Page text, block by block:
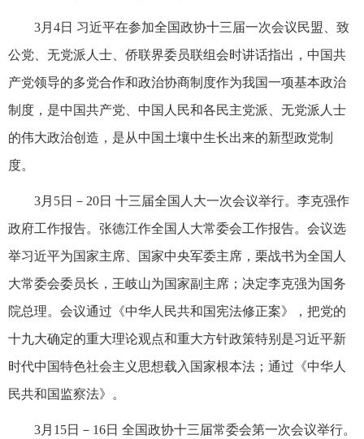
3月4日 习近平在参加全国政协十三届一次会议民盟、致
公党、无党派人士、侨联界委员联组会时讲话指出，中国共
产党领导的多党合作和政治协商制度作为我国一项基本政治
制度，是中国共产党、中国人民和各民主党派、无党派人士
的伟大政治创造，是从中国土壤中生长出来的新型政党制
度。
3月5日－20日 十三届全国人大一次会议举行。李克强作
政府工作报告。张德江作全国人大常委会工作报告。会议选
举习近平为国家主席、国家中央军委主席，栗战书为全国人
大常委会委员长，王岐山为国家副主席；决定李克强为国务
院总理。会议通过《中华人民共和国宪法修正案》，把党的
十九大确定的重大理论观点和重大方针政策特别是习近平新
时代中国特色社会主义思想载入国家根本法；通过《中华人
民共和国监察法》。
3月15日－16日 全国政协十三届常委会第一次会议举行。